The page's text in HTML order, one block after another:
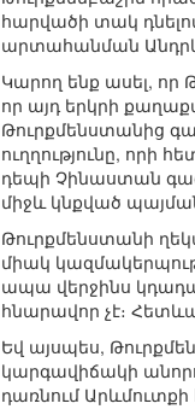
հարվածի տակ
արտահանման
Կարող ենք ասել, որ
որ այդ երկրի
Թուրքմենստանից
ուղղությունը, որի
դեպի Չինաստան
միջև կնքված
Թուրքմենստանի
միակ
ապա վերջինս
հնարավոր չէ։
Եվ այսպես,
կարգավիճակի
դառնում